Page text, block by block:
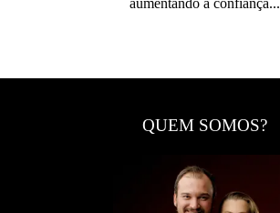
QUEM SOMOS?